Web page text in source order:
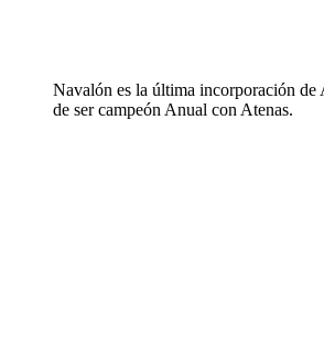
Navalón es la última incorporación de
de ser campeón Anual con Atenas.